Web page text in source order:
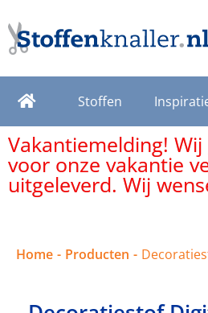
Stoffen
Vakantiemelding!
voor onze vakantie
uitgeleverd. Wij
Home - Producten -